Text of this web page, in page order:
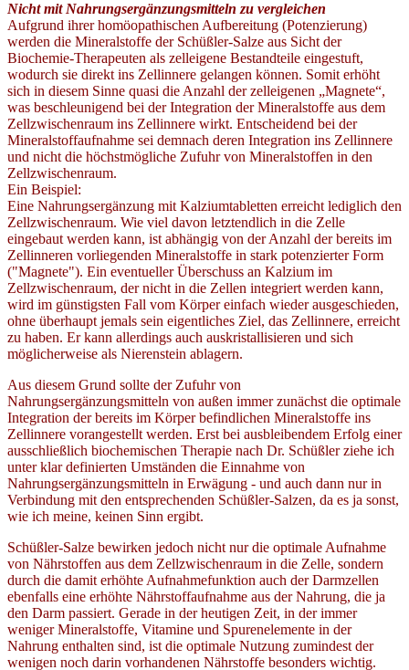
Nicht mit Nahrungsergänzungsmitteln zu vergleichen
Aufgrund ihrer homöopathischen Aufbereitung (Potenzierung)
werden die Mineralstoffe der Schüßler-Salze aus Sicht der
Biochemie-Therapeuten als zelleigene Bestandteile eingestuft,
wodurch sie direkt ins Zellinnere gelangen können. Somit erhöht
sich in diesem Sinne quasi die Anzahl der zelleigenen „Magnete“,
was beschleunigend bei der Integration der Mineralstoffe aus dem
Zellzwischenraum ins Zellinnere wirkt. Entscheidend bei der
Mineralstoffaufnahme sei demnach deren Integration ins Zellinnere
und nicht die höchstmögliche Zufuhr von Mineralstoffen in den
Zellzwischenraum.
Ein Beispiel:
Eine Nahrungsergänzung mit Kalziumtabletten erreicht lediglich den
Zellzwischenraum. Wie viel davon letztendlich in die Zelle
eingebaut werden kann, ist abhängig von der Anzahl der bereits im
Zellinneren vorliegenden Mineralstoffe in stark potenzierter Form
("Magnete"). Ein eventueller Überschuss an Kalzium im
Zellzwischenraum, der nicht in die Zellen integriert werden kann,
wird im günstigsten Fall vom Körper einfach wieder ausgeschieden,
ohne überhaupt jemals sein eigentliches Ziel, das Zellinnere, erreicht
zu haben. Er kann allerdings auch auskristallisieren und sich
möglicherweise als Nierenstein ablagern.
Aus diesem Grund sollte der Zufuhr von
Nahrungsergänzungsmitteln von außen immer zunächst die optimale
Integration der bereits im Körper befindlichen Mineralstoffe ins
Zellinnere vorangestellt werden. Erst bei ausbleibendem Erfolg einer
ausschließlich biochemischen Therapie nach Dr. Schüßler ziehe ich
unter klar definierten Umständen die Einnahme von
Nahrungsergänzungsmitteln in Erwägung - und auch dann nur in
Verbindung mit den entsprechenden Schüßler-Salzen, da es ja sonst,
wie ich meine, keinen Sinn ergibt.
Schüßler-Salze bewirken jedoch nicht nur die optimale Aufnahme
von Nährstoffen aus dem Zellzwischenraum in die Zelle, sondern
durch die damit erhöhte Aufnahmefunktion auch der Darmzellen
ebenfalls eine erhöhte Nährstoffaufnahme aus der Nahrung, die ja
den Darm passiert. Gerade in der heutigen Zeit, in der immer
weniger Mineralstoffe, Vitamine und Spurenelemente in der
Nahrung enthalten sind, ist die optimale Nutzung zumindest der
wenigen noch darin vorhandenen Nährstoffe besonders wichtig.